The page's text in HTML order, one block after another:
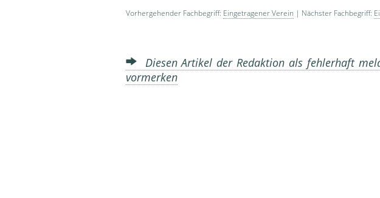
Vorhergehender Fachbegriff: Eingetragener Verein | Nächster Fachbegriff:
Diesen Artikel der Redaktion als fehlerhaft
vormerken